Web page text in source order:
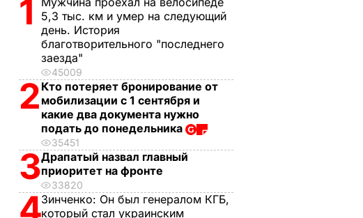
1
5,3 тыс. км и умер на следующий
день. История
благотворительного "последнего
заезда"
45009
2 Кто потеряет бронирование от
мобилизации с 1 сентября и
какие два документа нужно
подать до понедельника
35451
3Драпатый назвал главный
приоритет на фронте
33820
4Зинченко: Он был генералом КГБ,
который стал украинским